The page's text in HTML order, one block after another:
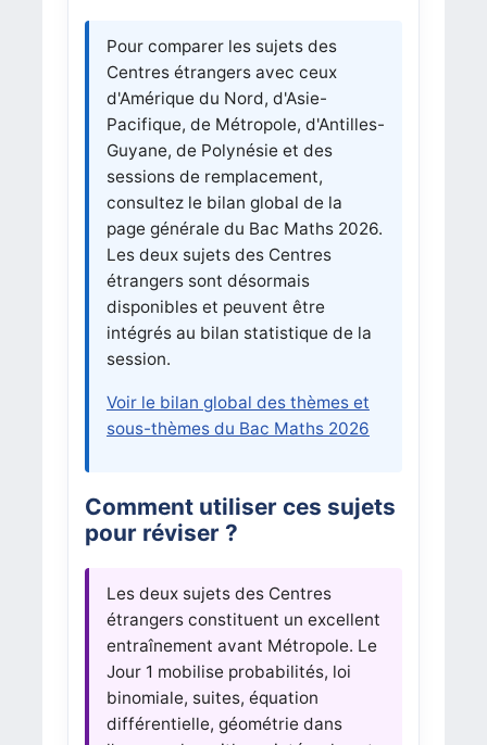
Pour comparer les sujets des
Centres étrangers avec ceux
d'Amérique du Nord, d'Asie-
Pacifique, de Métropole, d'Antilles-
Guyane, de Polynésie et des
sessions de remplacement,
consultez le bilan global de la
page générale du Bac Maths 2026.
Les deux sujets des Centres
étrangers sont désormais
disponibles et peuvent être
intégrés au bilan statistique de la
session.
Voir le bilan global des thèmes et
sous-thèmes du Bac Maths 2026
Comment utiliser ces sujets
pour réviser ?
Les deux sujets des Centres
étrangers constituent un excellent
entraînement avant Métropole. Le
Jour 1 mobilise probabilités, loi
binomiale, suites, équation
différentielle, géométrie dans